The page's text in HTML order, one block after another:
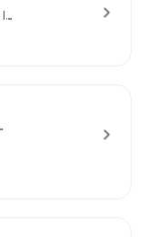
chevron_right
chevron_right